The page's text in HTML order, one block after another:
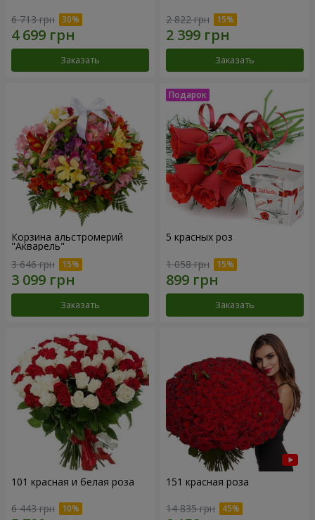
6 713 грн
Заказать
2 822 грн
Заказать
Корзина альстромерий
"Акварель"
3 646 грн
Заказать
5 красных роз
1 058 грн
Заказать
101 красная и белая роза
6 443 грн
151 красная роза
14 835 грн